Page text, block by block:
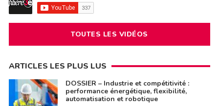
TOUTES LES VIDÉOS
ARTICLES LES PLUS LUS
DOSSIER – Industrie et compétitivité :
performance énergétique, flexibilité,
automatisation et robotique